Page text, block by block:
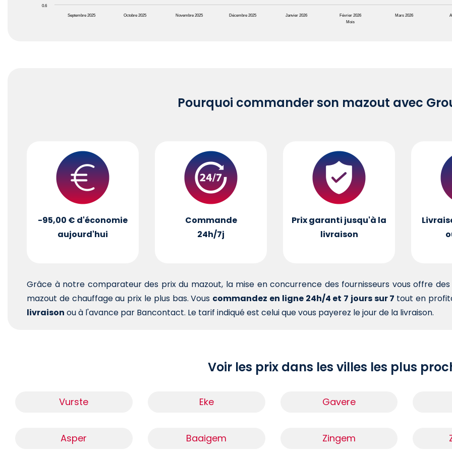
Mois
Septembre 2025 Octobre 2025 Novembre 2025 Décembre 2025 Janvier 2026 Février 2026 Mars 2026
0.6
Pourquoi commander son mazout avec
-95,00 € d'économie
aujourd'hui
Commande
24h/7j
Prix garanti jusqu'à la
livraison
Grâce à notre comparateur des prix du mazout, la mise en concurrence des fournisseurs vous offre
mazout de chauffage au prix le plus bas. Vous commandez en ligne 24h/4 et 7 jours sur 7 tout en
livraison ou à l'avance par Bancontact. Le tarif indiqué est celui que vous payerez le jour de la livraison.
Voir les prix dans les villes les plus
Vurste Eke Gavere
Asper Baaigem Zingem